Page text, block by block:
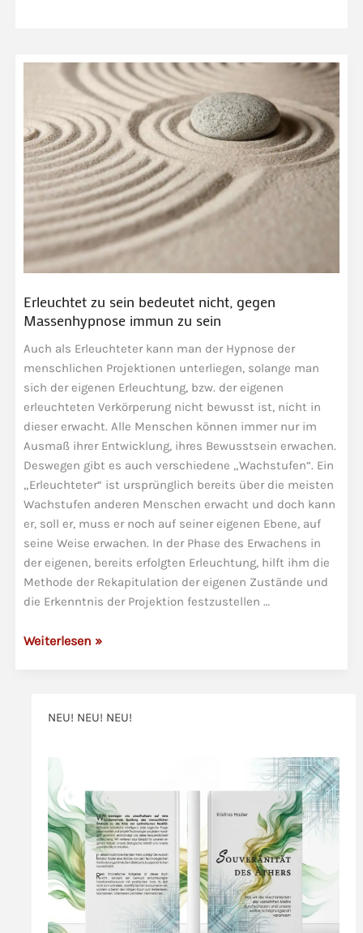
Erleuchtet zu sein bedeutet nicht, gegen
Massenhypnose immun zu sein
Auch als Erleuchteter kann man der Hypnose der
menschlichen Projektionen unterliegen, solange man
sich der eigenen Erleuchtung, bzw. der eigenen
erleuchteten Verkörperung nicht bewusst ist, nicht in
dieser erwacht. Alle Menschen können immer nur im
Ausmaß ihrer Entwicklung, ihres Bewusstsein erwachen.
Deswegen gibt es auch verschiedene „Wachstufen“. Ein
„Erleuchteter“ ist ursprünglich bereits über die meisten
Wachstufen anderen Menschen erwacht und doch kann
er, soll er, muss er noch auf seiner eigenen Ebene, auf
seine Weise erwachen. In der Phase des Erwachens in
der eigenen, bereits erfolgten Erleuchtung, hilft ihm die
Methode der Rekapitulation der eigenen Zustände und
die Erkenntnis der Projektion festzustellen …
Erleuchtet
nicht,
Massenhypnose
immun
Weiterlesen »
NEU! NEU! NEU!